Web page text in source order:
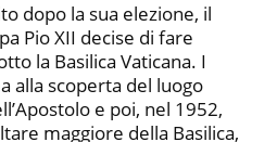
dopo la sua elezione, il
Pio XII decise di fare
la Basilica Vaticana. I
alla scoperta del luogo
e poi, nel 1952,
maggiore della Basilica,